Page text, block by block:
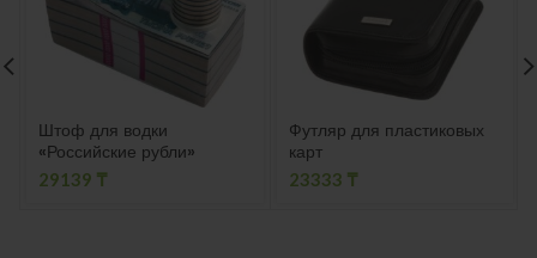
Штоф для водки
«Российские рубли»
29139 ₸
Футляр для пластиковых
карт
23333 ₸